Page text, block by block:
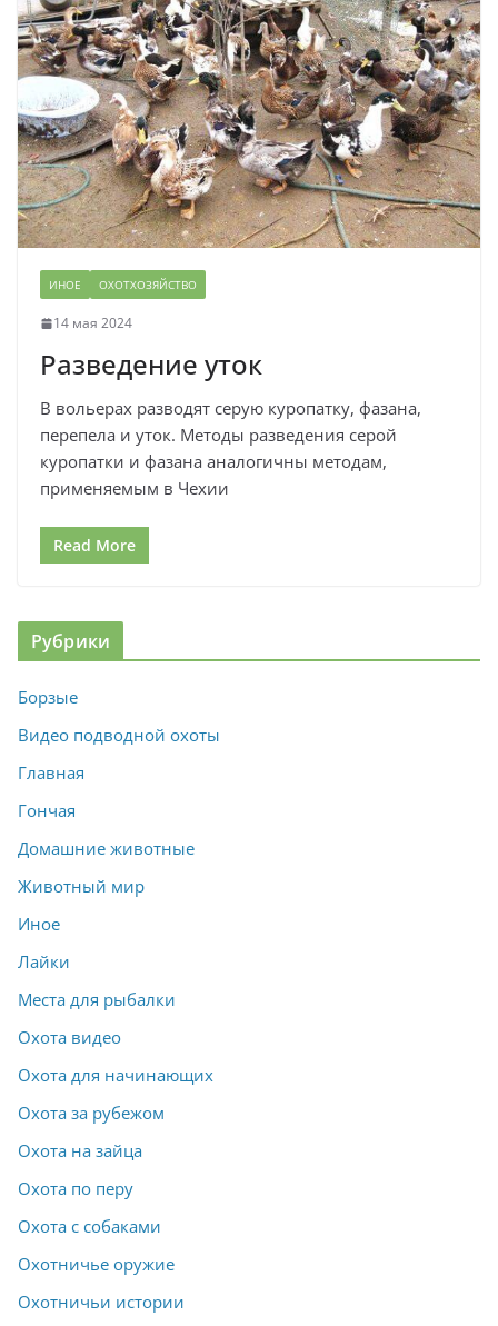
ИНОЕ ОХОТХОЗЯЙСТВО
14 мая 2024
Разведение уток
В вольерах разводят серую куропатку, фазана,
перепела и уток. Методы разведения серой
куропатки и фазана аналогичны методам,
применяемым в Чехии
Read More
Рубрики
Борзые
Видео подводной охоты
Главная
Гончая
Домашние животные
Животный мир
Иное
Лайки
Места для рыбалки
Охота видео
Охота для начинающих
Охота за рубежом
Охота на зайца
Охота по перу
Охота с собаками
Охотничье оружие
Охотничьи истории